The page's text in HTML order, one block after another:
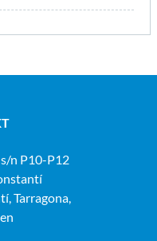
n P10-P12
Tarragona,